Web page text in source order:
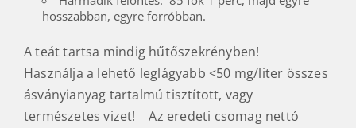
hosszabban, egyre forróbban.
A teát tartsa mindig hűtőszekrényben!
Használja a lehető leglágyabb <50 mg/liter összes
ásványianyag tartalmú tisztított, vagy
természetes vizet! Az eredeti csomag nettó